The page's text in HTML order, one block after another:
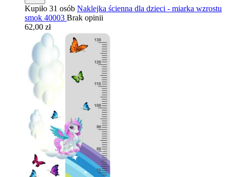
Kupiło 31 osób Naklejka ścienna dla dzieci - miarka wzrostu
smok 40003 Brak opinii
62,00 zł